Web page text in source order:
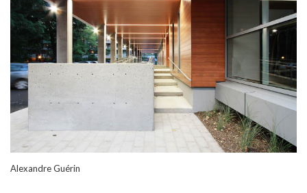
Alexandre Guérin